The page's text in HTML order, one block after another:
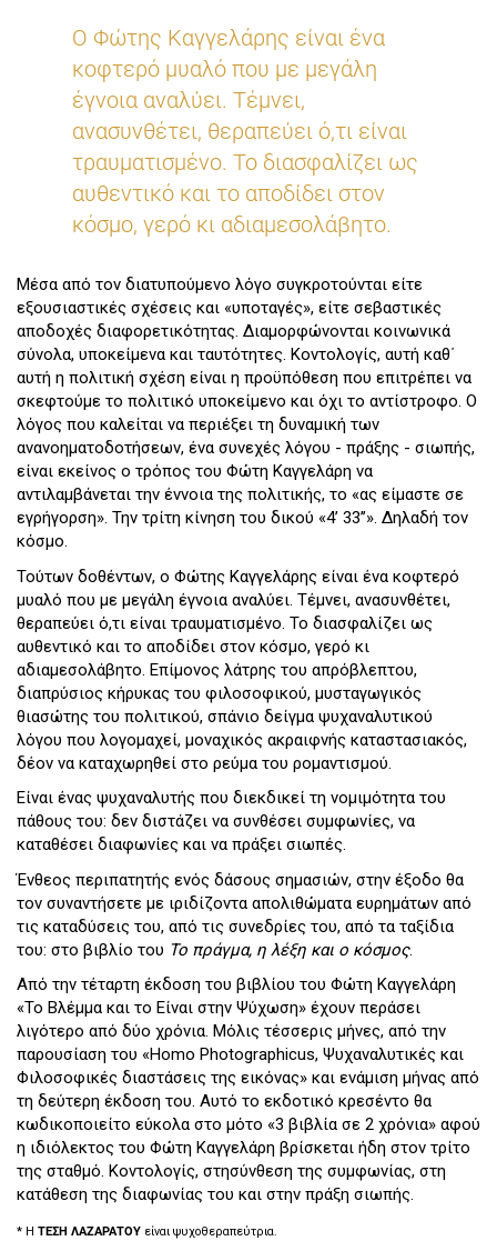
Ο Φώτης Καγγελάρης είναι ένα
κοφτερό μυαλό που με μεγάλη
έγνοια αναλύει. Τέμνει,
ανασυνθέτει, θεραπεύει ό,τι είναι
τραυματισμένο. Το διασφαλίζει ως
αυθεντικό και το αποδίδει στον
κόσμο, γερό κι αδιαμεσολάβητο.
Μέσα από τον διατυπούμενο λόγο συγκροτούνται είτε
εξουσιαστικές σχέσεις και «υποταγές», είτε σεβαστικές
αποδοχές διαφορετικότητας. Διαμορφώνονται κοινωνικά
σύνολα, υποκείμενα και ταυτότητες. Κοντολογίς, αυτή καθ΄
αυτή η πολιτική σχέση είναι η προϋπόθεση που επιτρέπει να
σκεφτούμε το πολιτικό υποκείμενο και όχι το αντίστροφο. Ο
λόγος που καλείται να περιέξει τη δυναμική των
ανανοηματοδοτήσεων, ένα συνεχές λόγου - πράξης - σιωπής,
είναι εκείνος ο τρόπος του Φώτη Καγγελάρη να
αντιλαμβάνεται την έννοια της πολιτικής, το «ας είμαστε σε
εγρήγορση». Την τρίτη κίνηση του δικού «4’ 33’’». Δηλαδή τον
κόσμο.
Τούτων δοθέντων, ο Φώτης Καγγελάρης είναι ένα κοφτερό
μυαλό που με μεγάλη έγνοια αναλύει. Τέμνει, ανασυνθέτει,
θεραπεύει ό,τι είναι τραυματισμένο. Το διασφαλίζει ως
αυθεντικό και το αποδίδει στον κόσμο, γερό κι
αδιαμεσολάβητο. Επίμονος λάτρης του απρόβλεπτου,
διαπρύσιος κήρυκας του φιλοσοφικού, μυσταγωγικός
θιασώτης του πολιτικού, σπάνιο δείγμα ψυχαναλυτικού
λόγου που λογομαχεί, μοναχικός ακραιφνής καταστασιακός,
δέον να καταχωρηθεί στο ρεύμα του ρομαντισμού.
Είναι ένας ψυχαναλυτής που διεκδικεί τη νομιμότητα του
πάθους του: δεν διστάζει να συνθέσει συμφωνίες, να
καταθέσει διαφωνίες και να πράξει σιωπές.
Ένθεος περιπατητής ενός δάσους σημασιών, στην έξοδο θα
τον συναντήσετε με ιριδίζοντα απολιθώματα ευρημάτων από
τις καταδύσεις του, από τις συνεδρίες του, από τα ταξίδια
του: στο βιβλίο του Το πράγμα, η λέξη και ο κόσμος.
Από την τέταρτη έκδοση του βιβλίου του Φώτη Καγγελάρη
«Το Βλέμμα και το Είναι στην Ψύχωση» έχουν περάσει
λιγότερο από δύο χρόνια. Μόλις τέσσερις μήνες, από την
παρουσίαση του «Homo Photographicus, Ψυχαναλυτικές και
Φιλοσοφικές διαστάσεις της εικόνας» και ενάμιση μήνας από
τη δεύτερη έκδοση του. Αυτό το εκδοτικό κρεσέντο θα
κωδικοποιείτο εύκολα στο μότο «3 βιβλία σε 2 χρόνια» αφού
η ιδιόλεκτος του Φώτη Καγγελάρη βρίσκεται ήδη στον τρίτο
της σταθμό. Κοντολογίς, στησύνθεση της συμφωνίας, στη
κατάθεση της διαφωνίας του και στην πράξη σιωπής.
* Η ΤΕΣΗ ΛΑΖΑΡΑΤΟΥ είναι ψυχοθεραπεύτρια.